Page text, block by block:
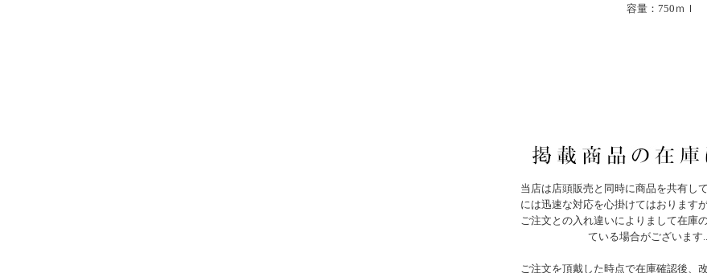
容量：750ｍｌ
当店は店頭販売と同時に商品を共有し
には迅速な対応を心掛けてはおります
ご注文との入れ違いによりまして在庫
ている場合がございます
ご注文を頂戴した時点で在庫確認後、